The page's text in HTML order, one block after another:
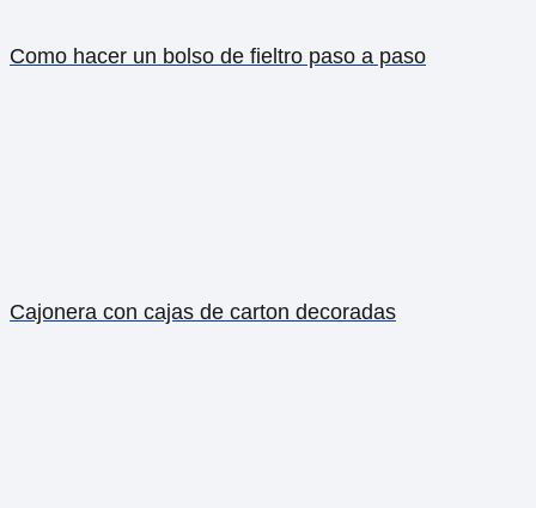
Como hacer un bolso de fieltro paso a paso
Cajonera con cajas de carton decoradas